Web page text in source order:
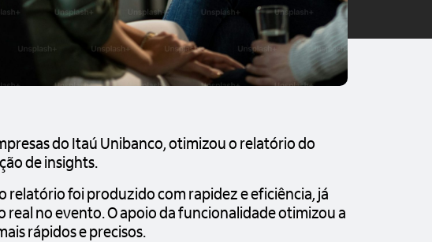
do Itaú Unibanco, otimizou o relatório do
de insights.
foi produzido com rapidez e eficiência, já
no evento. O apoio da funcionalidade otimizou a
rápidos e precisos.